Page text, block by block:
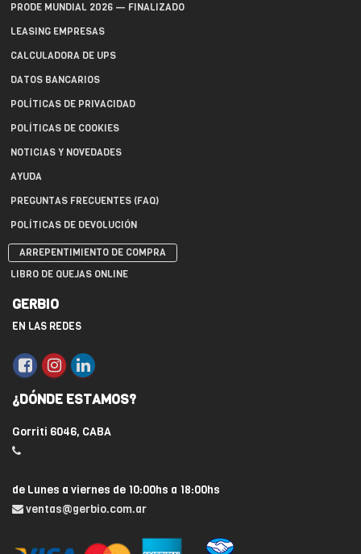
PRODE MUNDIAL 2026 — FINALIZADO
LEASING EMPRESAS
CALCULADORA DE UPS
DATOS BANCARIOS
POLÍTICAS DE PRIVACIDAD
POLÍTICAS DE COOKIES
NOTICIAS Y NOVEDADES
AYUDA
PREGUNTAS FRECUENTES (FAQ)
POLÍTICAS DE DEVOLUCIÓN
ARREPENTIMIENTO DE COMPRA
LIBRO DE QUEJAS ONLINE
GERBIO
EN LAS REDES
¿DÓNDE ESTAMOS?
Gorriti 6046, CABA
de Lunes a viernes de 10:00hs a 18:00hs
ventas@gerbio.com.ar